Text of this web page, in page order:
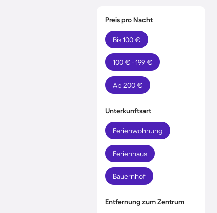
Preis pro Nacht
Bis 100 €
100 € - 199 €
Ab 200 €
Unterkunftsart
Ferienwohnung
Ferienhaus
Bauernhof
Entfernung zum Zentrum